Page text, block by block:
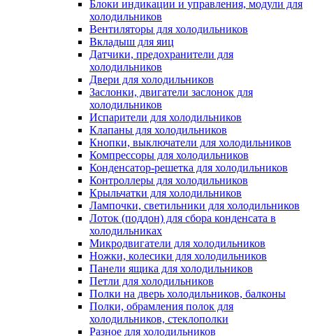
Блоки индикации и управления, модули для
холодильников
Вентиляторы для холодильников
Вкладыш для яиц
Датчики, предохранители для
холодильников
Двери для холодильников
Заслонки, двигатели заслонок для
холодильников
Испарители для холодильников
Клапаны для холодильников
Кнопки, выключатели для холодильников
Компрессоры для холодильников
Конденсатор-решетка для холодильников
Контроллеры для холодильников
Крыльчатки для холодильников
Лампочки, светильники для холодильников
Лоток (поддон) для сбора конденсата в
холодильниках
Микродвигатели для холодильников
Ножки, колесики для холодильников
Панели ящика для холодильников
Петли для холодильников
Полки на дверь холодильников, балконы
Полки, обрамления полок для
холодильников, стеклополки
Разное для холодильников